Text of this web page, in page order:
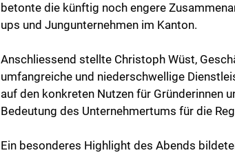
betonte die künftig noch engere
ups und Jungunternehmen im Kanton.
Anschliessend stellte Christoph Wüst,
umfangreiche und niederschwellige
auf den konkreten Nutzen für Gründerinnen
Bedeutung des Unternehmertums für die
Ein besonderes Highlight des Abends